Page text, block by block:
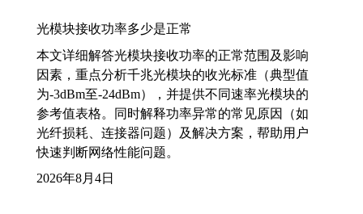
光模块接收功率多少是正常
本文详细解答光模块接收功率的正常范围及影响
因素，重点分析千兆光模块的收光标准（典型值
为-3dBm至-24dBm），并提供不同速率光模块的
参考值表格。同时解释功率异常的常见原因（如
光纤损耗、连接器问题）及解决方案，帮助用户
快速判断网络性能问题。
2026年8月4日